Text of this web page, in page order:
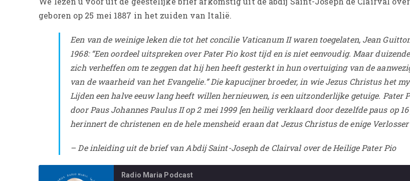
geboren op 25 mei 1887 in het zuiden van Italië.
Een van de weinige leken die tot het concilie Vaticanum II waren toegelaten, Jean
1968: “Een oordeel uitspreken over Pater Pio kost tijd en is niet eenvoudig. Maar
zich verheffen om te zeggen dat hij hen heeft gesterkt in hun overtuiging van de
van de waarheid van het Evangelie.” Die kapucijner broeder, in wie Jezus Christus het
Lijden een halve eeuw lang heeft willen hernieuwen, is een uitzonderlijke getuige. Pater
door Paus Johannes Paulus II op 2 mei 1999 [en heilig verklaard door dezelfde paus op
herinnert de christenen en de hele mensheid eraan dat Jezus Christus de enige
– De inleiding uit de brief van Abdij Saint-Joseph de Clairval over de Heilige Pater Pio
Radio Maria Podcast